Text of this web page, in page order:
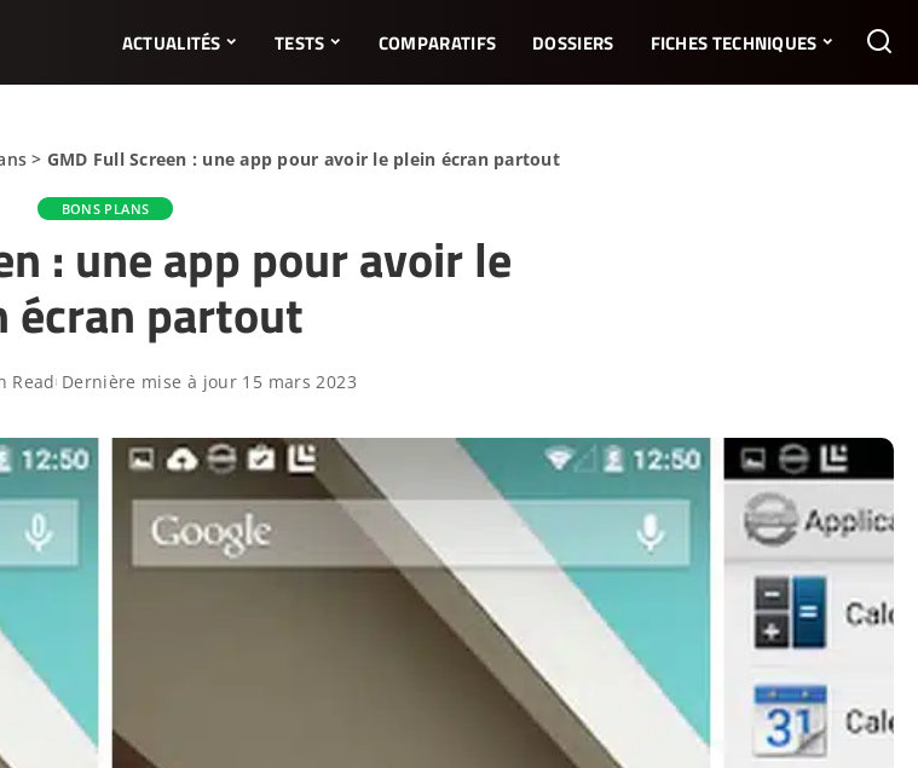
ACTUALITÉS TESTS COMPARATIFS DOSSIERS FICHES TECHNIQUES
> GMD Full Screen : une app pour avoir le plein écran partout
BONS PLANS
: une app pour avoir le
écran partout
Read Dernière mise à jour 15 mars 2023